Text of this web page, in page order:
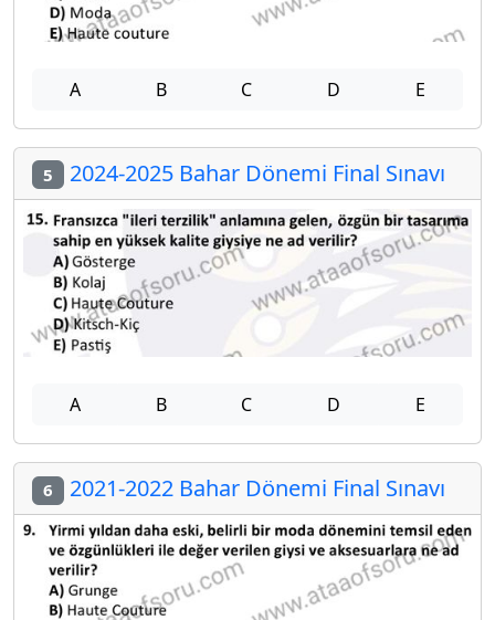
A B C D E
5 2024-2025 Bahar Dönemi Final Sınavı
A B C D E
6 2021-2022 Bahar Dönemi Final Sınavı